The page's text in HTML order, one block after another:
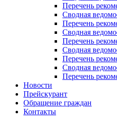
Перечень
Сводная
Перечень
Сводная
Перечень
Сводная
Перечень
Сводная
Перечень
Новости
Прейскурант
Обращение граждан
Контакты